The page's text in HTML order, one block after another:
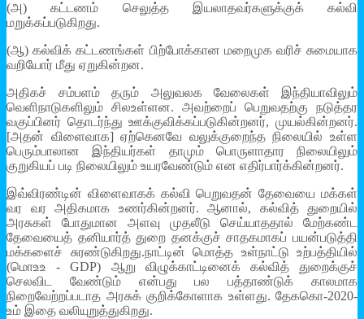
(அ) கட்டணம் செலுத்த இயலாதவர்களுக்குக் கல்வி
மறுக்கப்படுகிறது.
(ஆ) கல்விக் கட்டணங்கள் பிற்போக்கான மறைமுக வரிச் சுமையாக
வறியோர் மீது ஏறுகின்றன.
அதிகச் சம்பளம் தரும் அலுவலக வேலைகள் இந்தியாவிலும்
வெளிநாடுகளிலும் சிலஉள்ளன. அவற்றைப் பெறுவதற்கு நடுத்தர
வகுப்பினர் தொடர்ந்து ஊக்குவிக்கப்படுகின்றனர், முயல்கின்றனர்.
[அதன் விளைவாக] ஏற்கெனவே வலுக்குறைந்த நிலையில் உள்ள
பெரும்பாலான இந்தியர்கள் தாமும் பொருளாதார நிலையிலும்
குறுகியப் படி நிலையிலும் உயரவேண்டும் என எதிர்பார்க்கின்றனர்.
இவ்விரண்டின் விளைவாகக் கல்வி பெறுவதன் தேவையை மக்கள்
வர வர அதிகமாக உணர்கின்றனர். ஆனால், கல்வித் துறையில்
அரசுகள் போதுமான அளவு முதலீடு செய்யாததால் மேற்கண்ட
தேவையைத் தனியார்த் துறை தனக்குச் சாதகமாகப் பயன்படுத்தி
மக்களைச் சுரண்டுகிறது.நாட்டின் மொத்த உள்நாட்டு உற்பத்தியில்
(மொஉஉ - GDP) ஆறு விழுக்காட்டினைக் கல்வித் துறைக்குச்
செலவிட வேண்டும் என்பது பல பத்தாண்டுக் காலமாக
நிறைவேற்றப்படாத அரசுக் குறிக்கோளாக உள்ளது. தேககொ-2020-
உம் இதை வலியுறுத்துகிறது.